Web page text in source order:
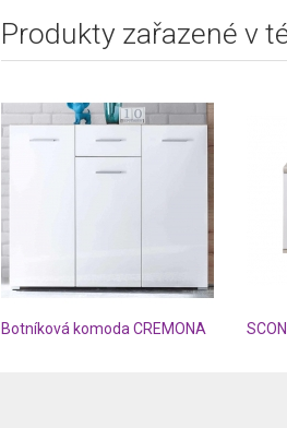
Produkty zařazené v
Botníková komoda CREMONA